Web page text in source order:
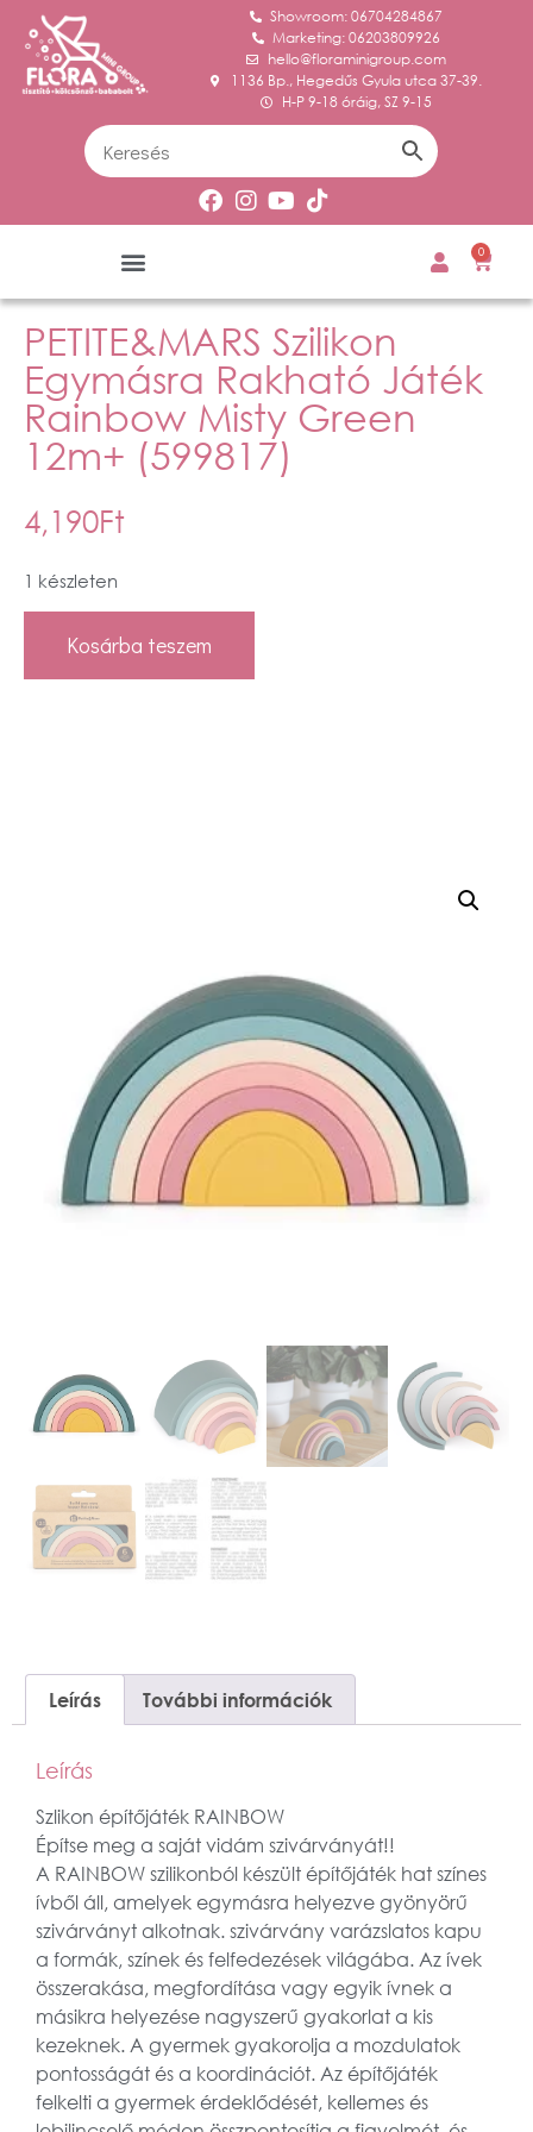
Showroom: 06704284867
Marketing: 06203809926
hello@floraminigroup.com
1136 Bp., Hegedűs Gyula utca 37-39.
H-P 9-18 óráig, SZ 9-15
0
PETITE&MARS Szilikon
Egymásra Rakható Játék
Rainbow Misty Green
12m+ (599817)
4,190Ft
1 készleten
Kosárba teszem
Leírás További információk
Leírás
Szlikon építőjáték RAINBOW
Építse meg a saját vidám szivárványát!!
A RAINBOW szilikonból készült építőjáték hat színes
ívből áll, amelyek egymásra helyezve gyönyörű
szivárványt alkotnak. szivárvány varázslatos kapu
a formák, színek és felfedezések világába. Az ívek
összerakása, megfordítása vagy egyik ívnek a
másikra helyezése nagyszerű gyakorlat a kis
kezeknek. A gyermek gyakorolja a mozdulatok
pontosságát és a koordinációt. Az építőjáték
felkelti a gyermek érdeklődését, kellemes és